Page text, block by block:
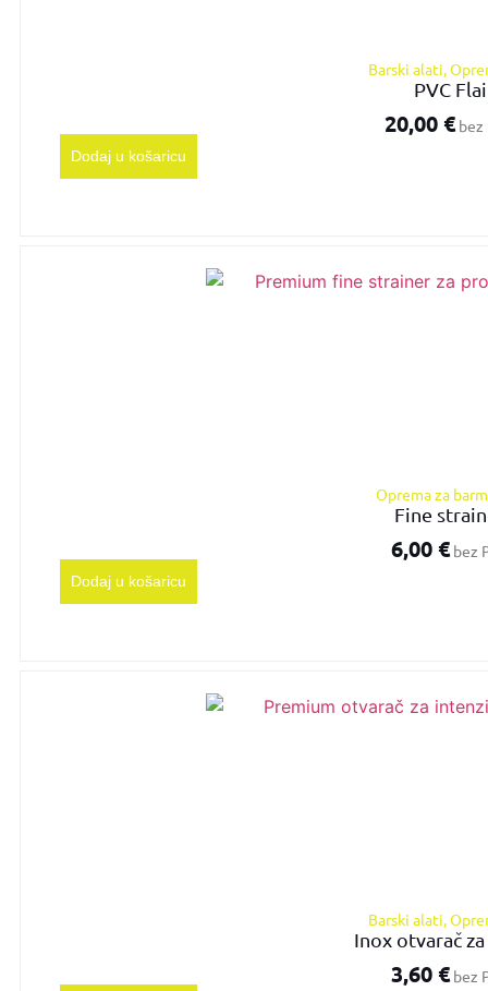
Barski alati,
PVC
20,00 €bez
Dodaj u košaricu
Oprema za
Fine
6,00 €bez
Dodaj u košaricu
Barski alati,
Inox otvarač
3,60 €bez